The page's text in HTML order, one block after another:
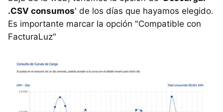
.CSV consumos' de los días que hayamos elegido.
Es importante marcar la opción "Compatible con
FacturaLuz"